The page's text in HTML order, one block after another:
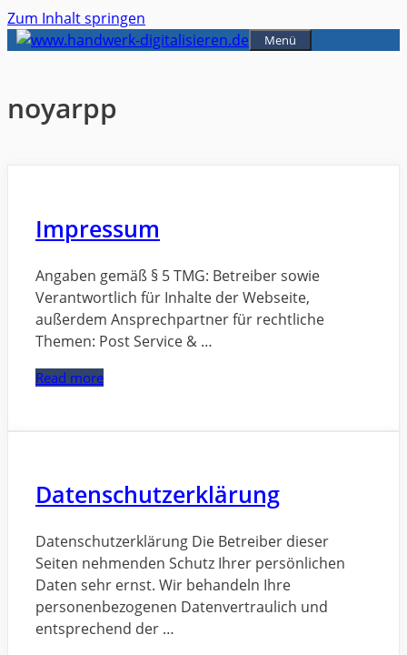
Zum Inhalt springen
Menü
noyarpp
Impressum
Angaben gemäß § 5 TMG: Betreiber sowie
Verantwortlich für Inhalte der Webseite,
außerdem Ansprechpartner für rechtliche
Themen: Post Service & …
Read more
Datenschutzerklärung
Datenschutzerklärung Die Betreiber dieser
Seiten nehmenden Schutz Ihrer persönlichen
Daten sehr ernst. Wir behandeln Ihre
personenbezogenen Datenvertraulich und
entsprechend der …